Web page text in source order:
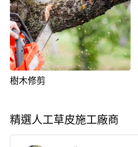
樹木修剪
精選人工草皮施工廠商